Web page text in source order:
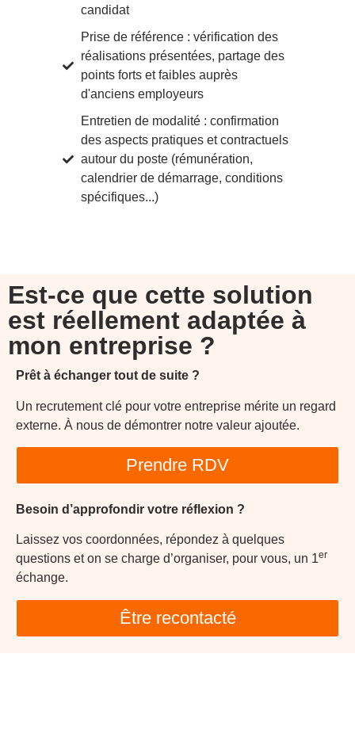
candidat
Prise de référence : vérification des
réalisations présentées, partage des
points forts et faibles auprès
d'anciens employeurs
Entretien de modalité : confirmation
des aspects pratiques et contractuels
autour du poste (rémunération,
calendrier de démarrage, conditions
spécifiques...)
Est-ce que cette solution
est réellement adaptée à
mon entreprise ?
Prêt à échanger tout de suite ?
Un recrutement clé pour votre entreprise mérite un regard
externe. À nous de démontrer notre valeur ajoutée.
Prendre RDV
Besoin d’approfondir votre réflexion ?
Laissez vos coordonnées, répondez à quelques
questions et on se charge d’organiser, pour vous, un 1er
échange.
Être recontacté